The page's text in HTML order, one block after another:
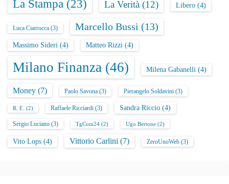
La Stampa (23) La Verità (12) Libero (4)
Luca Ciarrocca (3) Marcello Bussi (13)
Massimo Sideri (4) Matteo Rizzi (4)
Milano Finanza (46) Milena Gabanelli (4)
Money (7) Paolo Savona (3) Pierangelo Soldavini (3)
R. E. (2) Raffaele Ricciardi (3) Sandra Riccio (4)
Sergio Luciano (3) TgCom24 (2) Ugo Bertone (2)
Vito Lops (4) Vittorio Carlini (7) ZeroUnoWeb (3)